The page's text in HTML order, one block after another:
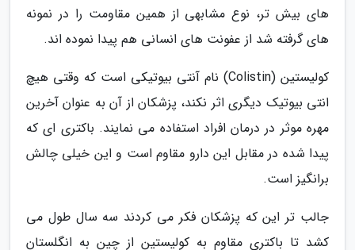
های بیش تر، نوع مشابهی از همین مقاومت را در نمونه
های گرفته شد از عفونت های انسانی هم پیدا نموده اند.
کولیستین (Colistin) نام آنتی بیوتیکی است که وقتی هیچ
انتی بیوتیک دیگری اثر نکند، پزشکان از آن به عنوان آخرین
مهره موثر در درمان افراد استفاده می نمایند. باکتری ای که
پیدا شده در مقابل این دارو مقاوم است و این خیلی چالش
برانگیز است.
جالب تر این که پزشکان فکر می کردند سه سال طول می
کشد تا باکتری مقاوم به کولیستین از چین به انگلستان